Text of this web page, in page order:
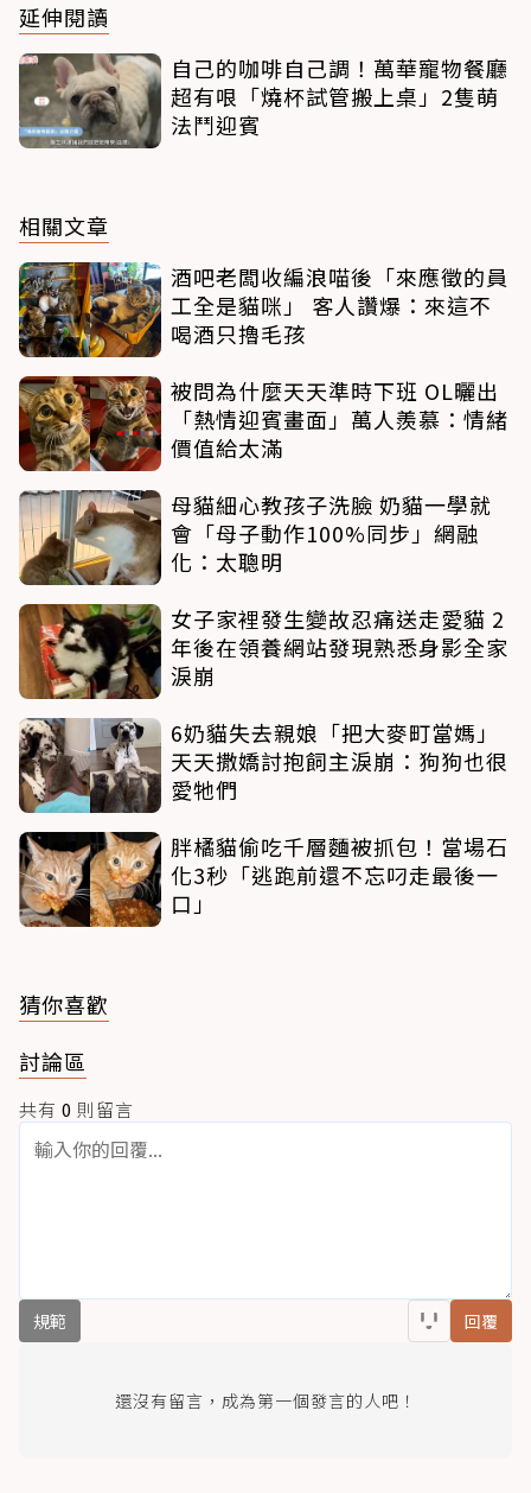
延伸閱讀
自己的咖啡自己調！萬華寵物餐廳
超有哏「燒杯試管搬上桌」2隻萌
法鬥迎賓
相關文章
酒吧老闆收編浪喵後「來應徵的員
工全是貓咪」 客人讚爆：來這不
喝酒只擼毛孩
被問為什麼天天準時下班 OL曬出
「熱情迎賓畫面」萬人羨慕：情緒
價值給太滿
母貓細心教孩子洗臉 奶貓一學就
會「母子動作100%同步」網融
化：太聰明
女子家裡發生變故忍痛送走愛貓 2
年後在領養網站發現熟悉身影全家
淚崩
6奶貓失去親娘「把大麥町當媽」
天天撒嬌討抱飼主淚崩：狗狗也很
愛牠們
胖橘貓偷吃千層麵被抓包！當場石
化3秒「逃跑前還不忘叼走最後一
口」
猜你喜歡
討論區
共有 0 則留言
規範 回覆
還沒有留言，成為第一個發言的人吧！